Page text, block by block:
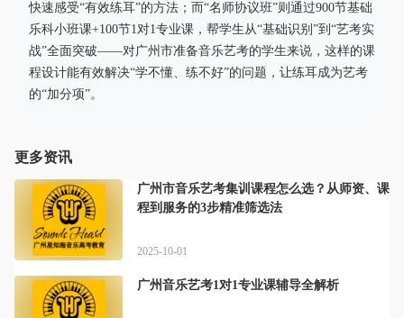
快速感受“有效练耳”的方法；而“名师协议班”则通过900节基础
乐科小班课+100节1对1专业课，帮学生从“基础识别”到“艺考实
战”全面突破——对广州市准备音乐艺考的学生来说，这样的课
程设计能有效解决“学不懂、练不好”的问题，让练耳成为艺考
的“加分项”。
更多资讯
广州市音乐艺考集训课程怎么选？从师资、课
程到服务的3步精准筛选法
2025-10-01
广州音乐艺考1对1专业课辅导全解析